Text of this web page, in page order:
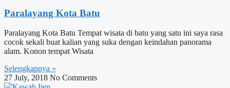
Paralayang Kota Batu
Paralayang Kota Batu Tempat wisata di batu yang satu ini saya rasa
cocok sekali buat kalian yang suka dengan keindahan panorama
alam. Konon tempat Wisata
Selengkapnya »
27 July, 2018 No Comments